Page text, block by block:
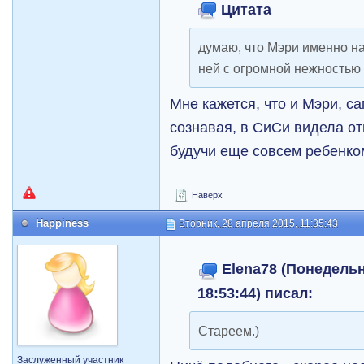
Цитата
думаю, что Мэри именно
ней с огромной нежностью
Мне кажется, что и Мэри,
сознавая, в СиСи видела
будучи еще совсем
Наверх
Happiness Вторник, 28 апреля 2015, 11:35:43
Заслуженный участник
Elena78
18:53:44) писал:
Стареем.)